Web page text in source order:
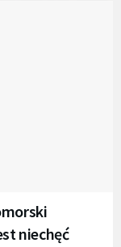
niechęć